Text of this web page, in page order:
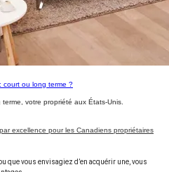
court ou long terme ?
votre propriété aux États-Unis.
excellence pour les Canadiens propriétaires
que vous envisagiez d’en acquérir une, vous